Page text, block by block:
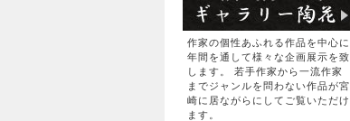
作家の個性あふれる作品を中心に
年間を通して様々な企画展示を致
します。 若手作家から一流作家
までジャンルを問わない作品が宮
崎に居ながらにしてご覧いただけ
ます。